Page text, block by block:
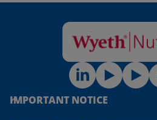
IMPORTANT NOTICE